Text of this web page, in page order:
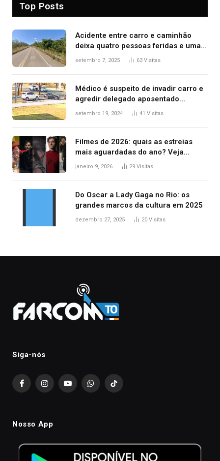
Top Posts
Acidente entre carro e caminhão
deixa quatro pessoas feridas e uma
mulher morta na TO-070
setembro 7, 2025 63 Visitas
Médico é suspeito de invadir carro e
agredir delegado aposentado
durante confusão no trânsito
setembro 19, 2024 41 Visitas
Filmes de 2026: quais as estreias
mais aguardadas do ano? Veja
principais lançamentos do cinema
janeiro 9, 2026 29 Visitas
Do Oscar a Lady Gaga no Rio: os
grandes marcos da cultura em 2025
dezembro 27, 2025 20 Visitas
Siga-nós
FacebookInstagramYouTubeWhatsAppTikTok
Nosso App